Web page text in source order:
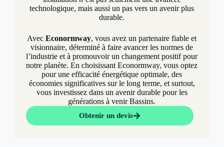
technologique, mais aussi un pas vers un avenir plus
durable.
AvecEconormway, vous avez un partenaire fiable et
visionnaire, déterminé à faire avancer les normes de
l’industrie et à promouvoir un changement positif pour
notre planète. En choisissant Econormway, vous optez
pour une efficacité énergétique optimale, des
économies significatives sur le long terme, et surtout,
vous investissez dans un avenir durable pour les
générations à venir Bassins.
Obtenir un devis